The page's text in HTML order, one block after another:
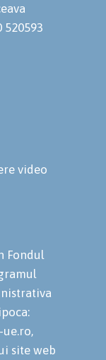
520593
video
Fondul
site web